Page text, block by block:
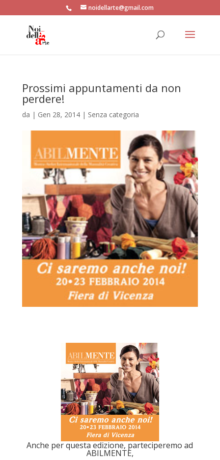
noidellarte@gmail.com
Prossimi appuntamenti da non
perdere!
da | Gen 28, 2014| Senza categoria
Anche per questa edizione, parteciperemo ad
ABILMENTE,